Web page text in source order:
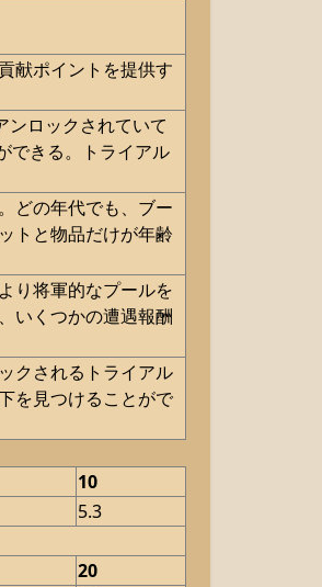
献ポイントを提供す
ンロックされていて
できる。トライアル
どの年代でも、ブー
トと物品だけが年齢
り将軍的なプールを
いくつかの遭遇報酬
クされるトライアル
を見つけることがで
10
5.3
20